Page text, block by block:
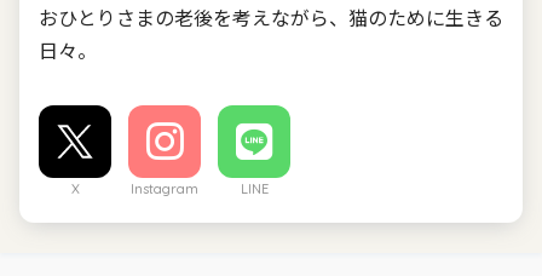
おひとりさまの老後を考えながら、猫のために生きる
日々。
X Instagram LINE